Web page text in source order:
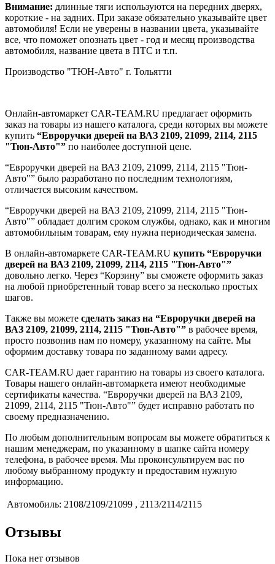
Внимание: длинные тяги используются на передних дверях,
короткие - на задних. При заказе обязательно указывайте цвет
автомобиля! Если не уверены в названии цвета, указывайте
все, что поможет опознать цвет - год и месяц производства
автомобиля, название цвета в ПТС и т.п.
Производство "ТЮН-Авто" г. Тольятти
Онлайн-автомаркет CAR-TEAM.RU предлагает оформить
заказ на товары из нашего каталога, среди которых вы можете
купить “Евроручки дверей на ВАЗ 2109, 21099, 2114, 2115
"Тюн-Авто"” по наиболее доступной цене.
“Евроручки дверей на ВАЗ 2109, 21099, 2114, 2115 "Тюн-
Авто"” было разработано по последним технологиям,
отличается высоким качеством.
“Евроручки дверей на ВАЗ 2109, 21099, 2114, 2115 "Тюн-
Авто"” обладает долгим сроком службы, однако, как и многим
автомобильным товарам, ему нужна периодическая замена.
В онлайн-автомаркете CAR-TEAM.RU купить “Евроручки
дверей на ВАЗ 2109, 21099, 2114, 2115 "Тюн-Авто"”
довольно легко. Через “Корзину” вы сможете оформить заказ
на любой приобретенный товар всего за несколько простых
шагов.
Также вы можете сделать заказ на “Евроручки дверей на
ВАЗ 2109, 21099, 2114, 2115 "Тюн-Авто"” в рабочее время,
просто позвонив нам по номеру, указанному на сайте. Мы
оформим доставку товара по заданному вами адресу.
CAR-TEAM.RU дает гарантию на товары из своего каталога.
Товары нашего онлайн-автомаркета имеют необходимые
сертификаты качества. “Евроручки дверей на ВАЗ 2109,
21099, 2114, 2115 "Тюн-Авто"” будет исправно работать по
своему предназначению.
По любым дополнительным вопросам вы можете обратиться к
нашим менеджерам, по указанному в шапке сайта номеру
телефона, в рабочее время. Мы проконсультируем вас по
любому выбранному продукту и предоставим нужную
информацию.
Автомобиль: 2108/2109/21099 , 2113/2114/2115
Отзывы
Пока нет отзывов